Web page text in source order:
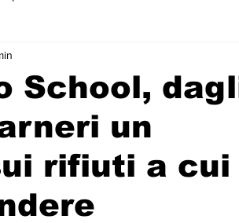
School,
un
rifiuti a